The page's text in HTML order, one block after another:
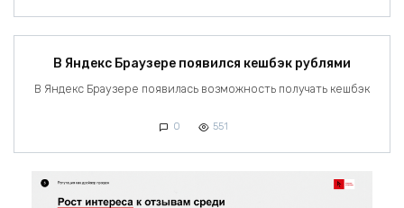
В Яндекс Браузере появился кешбэк рублями
В Яндекс Браузере появилась возможность получать кешбэк
0 551